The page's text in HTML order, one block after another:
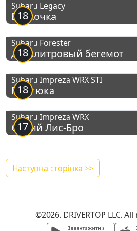
18
Subaru Legacy
Вискочка
18
Subaru Forester
Двухлитровый бегемот
18
Subaru Impreza WRX STI
Падлюка
17
Subaru Impreza WRX
Синий Лис-Бро
Наступна сторінка >>
©2026. DRIVERTOP LLC.